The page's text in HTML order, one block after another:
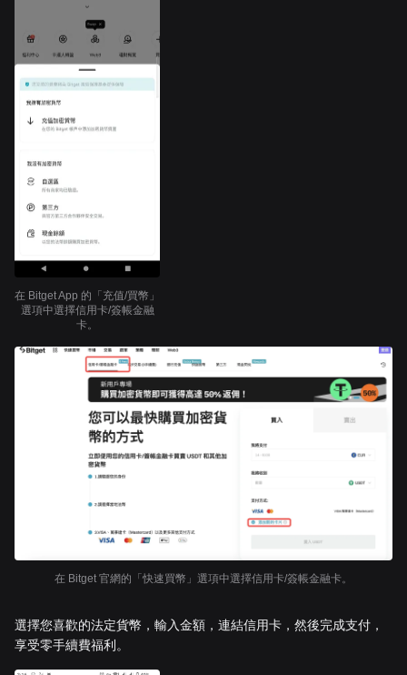
在 Bitget App 的「充值/買幣」
選項中選擇信用卡/簽帳金融
卡。
在 Bitget 官網的「快速買幣」選項中選擇信用卡/簽帳金融卡。
選擇您喜歡的法定貨幣，輸入金額，連結信用卡，然後完成支付，
享受零手續費福利。